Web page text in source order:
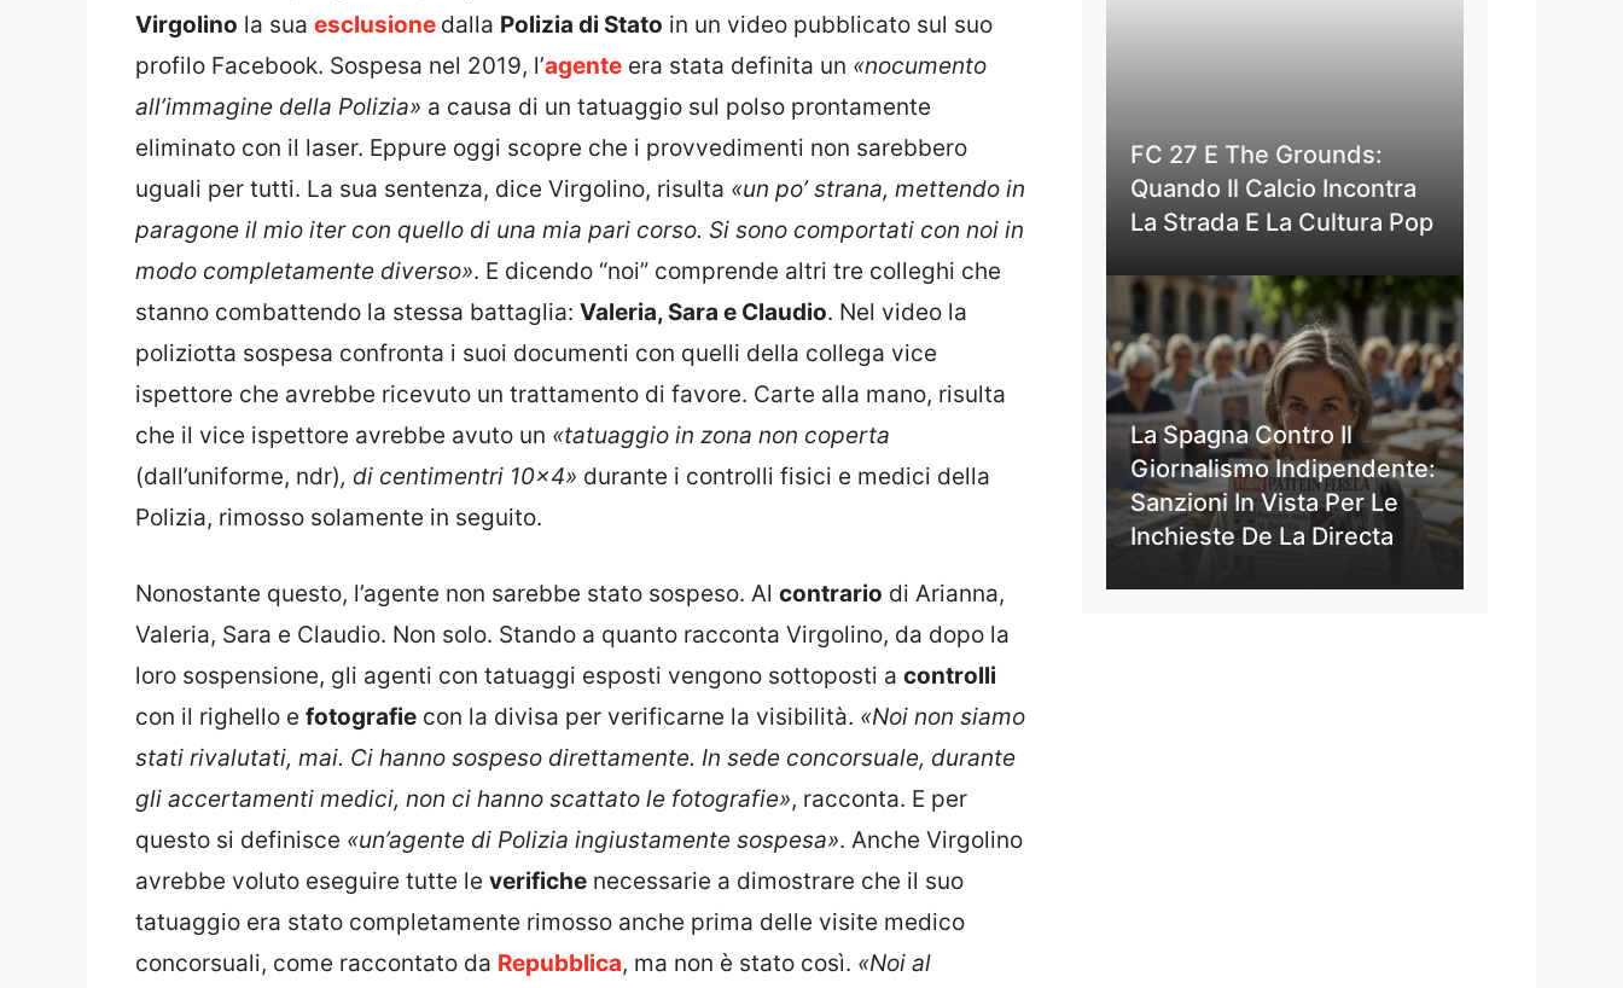
Virgolino la sua esclusione dalla Polizia di Stato in un video pubblicato sul suo
profilo Facebook. Sospesa nel 2019, l’agente era stata definita un «nocumento
all’immagine della Polizia» a causa di un tatuaggio sul polso prontamente
eliminato con il laser. Eppure oggi scopre che i provvedimenti non sarebbero
uguali per tutti. La sua sentenza, dice Virgolino, risulta «un po’ strana, mettendo in
paragone il mio iter con quello di una mia pari corso. Si sono comportati con noi in
modo completamente diverso». E dicendo “noi” comprende altri tre colleghi che
stanno combattendo la stessa battaglia: Valeria, Sara e Claudio. Nel video la
poliziotta sospesa confronta i suoi documenti con quelli della collega vice
ispettore che avrebbe ricevuto un trattamento di favore. Carte alla mano, risulta
che il vice ispettore avrebbe avuto un «tatuaggio in zona non coperta
(dall’uniforme, ndr), di centimentri 10×4» durante i controlli fisici e medici della
Polizia, rimosso solamente in seguito.
Nonostante questo, l’agente non sarebbe stato sospeso. Al contrario di Arianna,
Valeria, Sara e Claudio. Non solo. Stando a quanto racconta Virgolino, da dopo la
loro sospensione, gli agenti con tatuaggi esposti vengono sottoposti a controlli
con il righello e fotografie con la divisa per verificarne la visibilità. «Noi non siamo
stati rivalutati, mai. Ci hanno sospeso direttamente. In sede concorsuale, durante
gli accertamenti medici, non ci hanno scattato le fotografie», racconta. E per
questo si definisce «un’agente di Polizia ingiustamente sospesa». Anche Virgolino
avrebbe voluto eseguire tutte le verifiche necessarie a dimostrare che il suo
tatuaggio era stato completamente rimosso anche prima delle visite medico
concorsuali, come raccontato da Repubblica, ma non è stato così. «Noi al
FC 27 E The Grounds:
Quando Il Calcio Incontra
La Strada E La Cultura Pop
La Spagna Contro Il
Giornalismo Indipendente:
Sanzioni In Vista Per Le
Inchieste De La Directa